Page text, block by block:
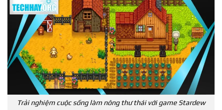
Trải nghiệm cuộc sống làm nông thư thái với game Stardew